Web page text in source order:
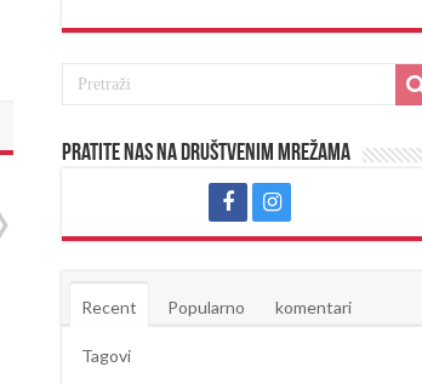
Pratite nas na društvenim mrežama
Recent Popularno komentari
Tagovi